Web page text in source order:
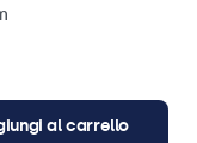
al carrello